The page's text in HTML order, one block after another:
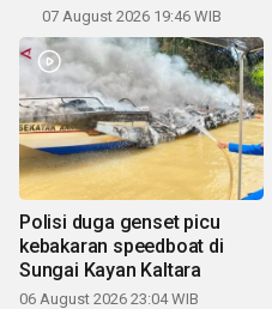
07 August 2026 19:46 WIB
Polisi duga genset picu
kebakaran speedboat di
Sungai Kayan Kaltara
06 August 2026 23:04 WIB